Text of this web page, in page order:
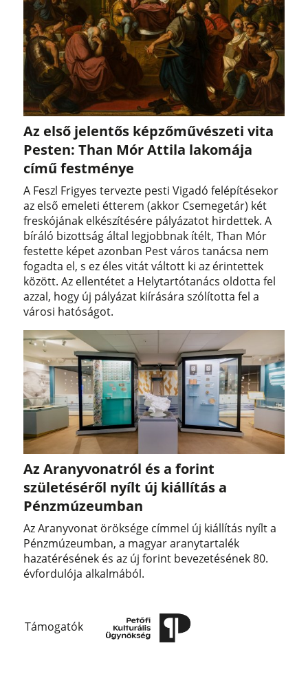
Az első jelentős képzőművészeti vita
Pesten: Than Mór Attila lakomája
című festménye
A Feszl Frigyes tervezte pesti Vigadó felépítésekor
az első emeleti étterem (akkor Csemegetár) két
freskójának elkészítésére pályázatot hirdettek. A
bíráló bizottság által legjobbnak ítélt, Than Mór
festette képet azonban Pest város tanácsa nem
fogadta el, s ez éles vitát váltott ki az érintettek
között. Az ellentétet a Helytartótanács oldotta fel
azzal, hogy új pályázat kiírására szólította fel a
városi hatóságot.
Az Aranyvonatról és a forint
születéséről nyílt új kiállítás a
Pénzmúzeumban
Az Aranyvonat öröksége címmel új kiállítás nyílt a
Pénzmúzeumban, a magyar aranytartalék
hazatérésének és az új forint bevezetésének 80.
évfordulója alkalmából.
Támogatók